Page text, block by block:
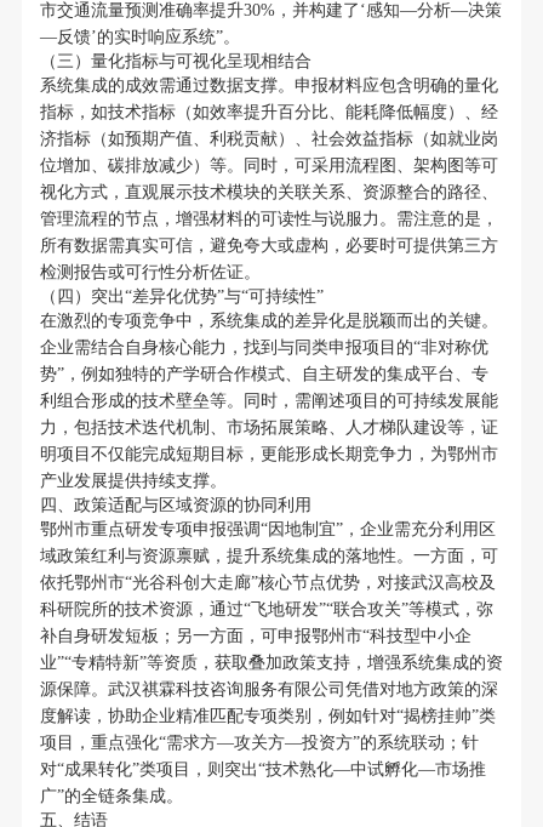
市交通流量预测准确率提升30%，并构建了‘感知—分析—决策
—反馈’的实时响应系统”。
（三）量化指标与可视化呈现相结合
系统集成的成效需通过数据支撑。申报材料应包含明确的量化
指标，如技术指标（如效率提升百分比、能耗降低幅度）、经
济指标（如预期产值、利税贡献）、社会效益指标（如就业岗
位增加、碳排放减少）等。同时，可采用流程图、架构图等可
视化方式，直观展示技术模块的关联关系、资源整合的路径、
管理流程的节点，增强材料的可读性与说服力。需注意的是，
所有数据需真实可信，避免夸大或虚构，必要时可提供第三方
检测报告或可行性分析佐证。
（四）突出“差异化优势”与“可持续性”
在激烈的专项竞争中，系统集成的差异化是脱颖而出的关键。
企业需结合自身核心能力，找到与同类申报项目的“非对称优
势”，例如独特的产学研合作模式、自主研发的集成平台、专
利组合形成的技术壁垒等。同时，需阐述项目的可持续发展能
力，包括技术迭代机制、市场拓展策略、人才梯队建设等，证
明项目不仅能完成短期目标，更能形成长期竞争力，为鄂州市
产业发展提供持续支撑。
四、政策适配与区域资源的协同利用
鄂州市重点研发专项申报强调“因地制宜”，企业需充分利用区
域政策红利与资源禀赋，提升系统集成的落地性。一方面，可
依托鄂州市“光谷科创大走廊”核心节点优势，对接武汉高校及
科研院所的技术资源，通过“飞地研发”“联合攻关”等模式，弥
补自身研发短板；另一方面，可申报鄂州市“科技型中小企
业”“专精特新”等资质，获取叠加政策支持，增强系统集成的资
源保障。武汉祺霖科技咨询服务有限公司凭借对地方政策的深
度解读，协助企业精准匹配专项类别，例如针对“揭榜挂帅”类
项目，重点强化“需求方—攻关方—投资方”的系统联动；针
对“成果转化”类项目，则突出“技术熟化—中试孵化—市场推
广”的全链条集成。
五、结语